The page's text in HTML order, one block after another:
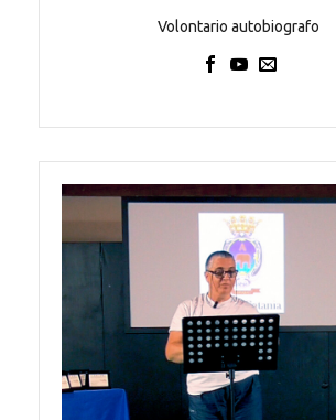
Volontario autobiografo